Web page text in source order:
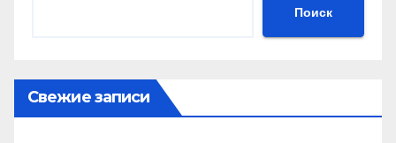
Поиск
Свежие записи